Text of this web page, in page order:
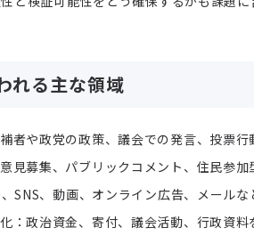
れる主な領域
者や政党の政策、議会での発言、投票行
見募集、パブリックコメント、住民参加
SNS、動画、オンライン広告、メール
：政治資金、寄付、議会活動、行政資料